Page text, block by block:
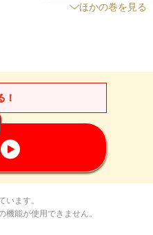
ほかの巻を見る
！
ます。
能が使用できません。